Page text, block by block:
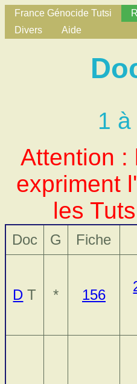
France Génocide Tutsi
Divers
Aide
1
Attention :
expriment
les
Doc G Fiche
D T * 156